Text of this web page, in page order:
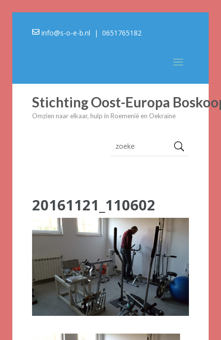
info@s-o-e-b.nl | 0651765182
Stichting Oost-Europa
Omzien naar elkaar, hulp in Roemenië en Oekraïne
20161121_110602